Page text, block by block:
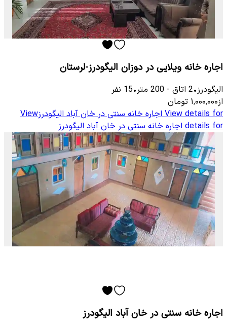
اجاره خانه ویلایی در دوزان الیگودرز-لرستان
الیگودرز•
2 اتاق -
200 متر•
15 نفر
از۱٬۰۰۰٬۰۰۰ تومان
View details for اجاره خانه سنتی در خان آباد الیگودرزView
details for اجاره خانه سنتی در خان آباد الیگودرز
اجاره خانه سنتی در خان آباد الیگودرز